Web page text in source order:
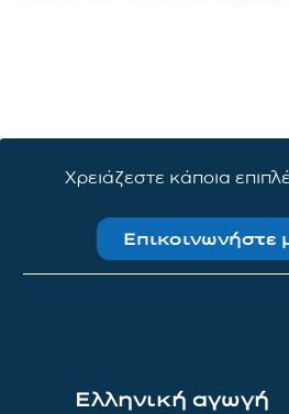
Χρειάζεστε κάποια
Επικοινωνήστε
Ελληνική αγωγή